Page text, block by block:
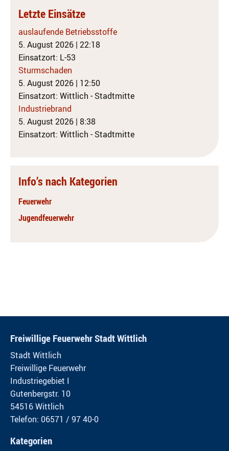
Letzte Einsätze
auslaufende Betriebsstoffe
5. August 2026 | 22:18
Einsatzort: L-53
Sturmschaden
5. August 2026 | 12:50
Einsatzort: Wittlich - Stadtmitte
Industriebrand
5. August 2026 | 8:38
Einsatzort: Wittlich - Stadtmitte
Info’s nach Kategorien
Feuerwehr
Jugendfeuerwehr
Freiwillige Feuerwehr Stadt Wittlich
Stadt Wittlich
Freiwillige Feuerwehr
Industriegebiet I
Gutenbergstr. 10
54516 Wittlich
Telefon: 06571 / 97 40-0
Kategorien